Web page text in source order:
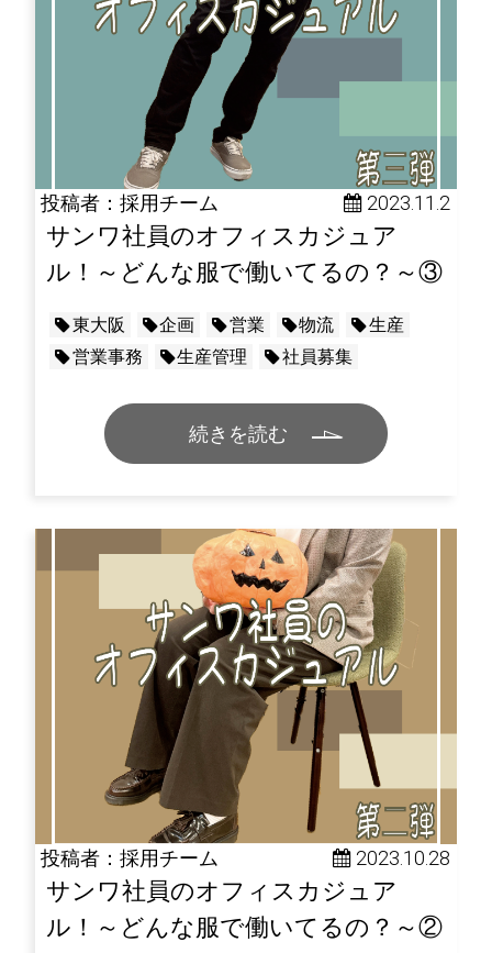
投稿者：採用チーム 2023.11.2
サンワ社員のオフィスカジュア
ル！～どんな服で働いてるの？～③
東大阪 企画 営業 物流
生産
営業事務
生産管理 社員募集
続きを読む
投稿者：採用チーム 2023.10.28
サンワ社員のオフィスカジュア
ル！～どんな服で働いてるの？～②